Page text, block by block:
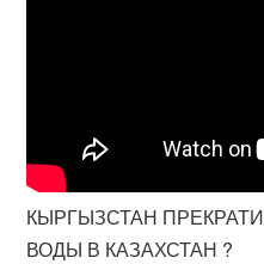
КЫРГЫЗСТАН
ВОДЫ В КАЗАХСТАН ?